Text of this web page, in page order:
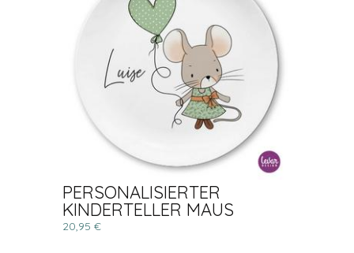
PERSONALISIERTER
KINDERTELLER MAUS
20,95 €